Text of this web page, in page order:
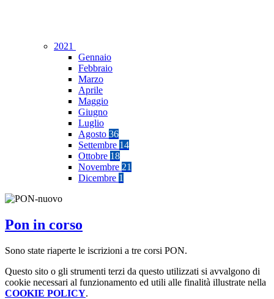
2021
Gennaio
Febbraio
Marzo
Aprile
Maggio
Giugno
Luglio
Agosto 36
Settembre 14
Ottobre 18
Novembre 21
Dicembre 1
Pon in corso
Sono state riaperte le iscrizioni a tre corsi PON.
Questo sito o gli strumenti terzi da questo utilizzati si avvalgono di
cookie necessari al funzionamento ed utili alle finalità illustrate nella
COOKIE POLICY.